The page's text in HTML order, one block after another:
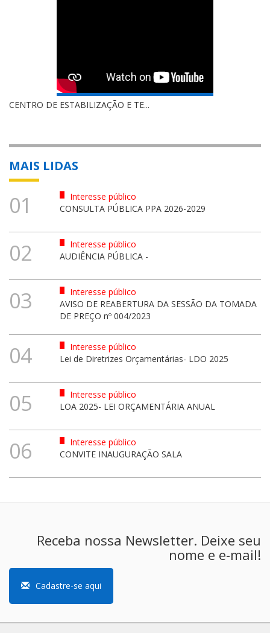
CENTRO DE ESTABILIZAÇÃO E TE...
MAIS LIDAS
01
Interesse público
CONSULTA PÚBLICA PPA 2026-2029
02
Interesse público
AUDIÊNCIA PÚBLICA -
03
Interesse público
AVISO DE REABERTURA DA SESSÃO DA TOMADA
DE PREÇO nº 004/2023
04
Interesse público
Lei de Diretrizes Orçamentárias- LDO 2025
05
Interesse público
LOA 2025- LEI ORÇAMENTÁRIA ANUAL
06
Interesse público
CONVITE INAUGURAÇÃO SALA
Receba nossa Newsletter. Deixe seu
nome e e-mail!
Cadastre-se aqui